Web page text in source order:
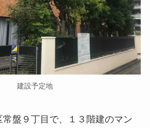
建設予定地
常盤９丁目で、１３階建のマン